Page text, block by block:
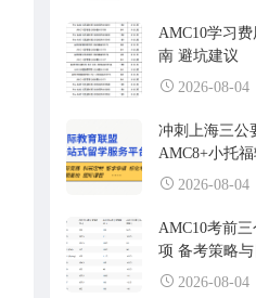
AMC10学习
南 避坑建议
2026-08-04
冲刺上海三公
AMC8+小托
2026-08-04
AMC10考前
项 备考策略
2026-08-04